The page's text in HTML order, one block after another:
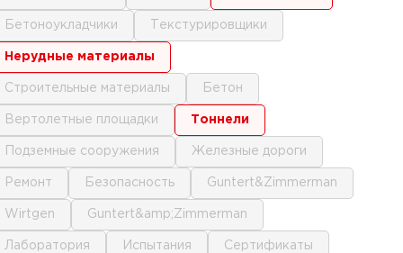
бетоноукладчики текстурировщики
нерудные материалы
строительные материалы бетон
вертолетные площадки тоннели
подземные сооружения железные дороги
ремонт безопасность Guntert&Zimmerman
Wirtgen Guntert&amp;Zimmerman
лаборатория испытания сертификаты